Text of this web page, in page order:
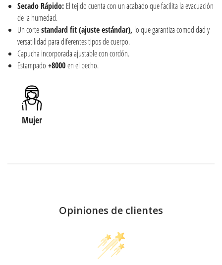
Secado Rápido: El tejido cuenta con un acabado que facilita la evacuación
de la humedad.
Un cortestandard fit (ajuste estándar), lo que garantiza comodidad y
versatilidad para diferentes tipos de cuerpo.
Capucha incorporada ajustable con cordón.
Estampado +8000en el pecho.
Mujer
Opiniones de clientes